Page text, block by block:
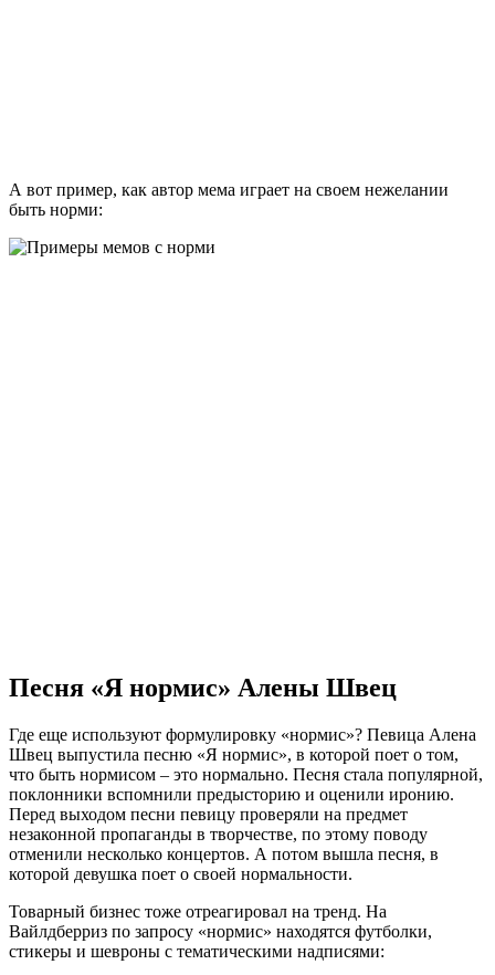
А вот пример, как автор мема играет на своем нежелании
быть норми:
Песня «Я нормис» Алены Швец
Где еще используют формулировку «нормис»? Певица Алена
Швец выпустила песню «Я нормис», в которой поет о том,
что быть нормисом – это нормально. Песня стала популярной,
поклонники вспомнили предысторию и оценили иронию.
Перед выходом песни певицу проверяли на предмет
незаконной пропаганды в творчестве, по этому поводу
отменили несколько концертов. А потом вышла песня, в
которой девушка поет о своей нормальности.
Товарный бизнес тоже отреагировал на тренд. На
Вайлдберриз по запросу «нормис» находятся футболки,
стикеры и шевроны с тематическими надписями: